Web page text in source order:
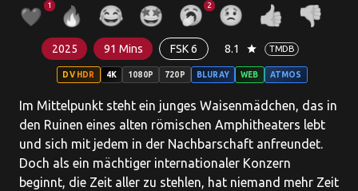
1 2
2025 91 Mins FSK 6 8.1 star TMDB
DV HDR 4K 1080P 720P BLURAY WEB ATMOS
Im Mittelpunkt steht ein junges Waisenmädchen, das in
den Ruinen eines alten römischen Amphitheaters lebt
und sich mit jedem in der Nachbarschaft anfreundet.
Doch als ein mächtiger internationaler Konzern
beginnt, die Zeit aller zu stehlen, hat niemand mehr Zeit